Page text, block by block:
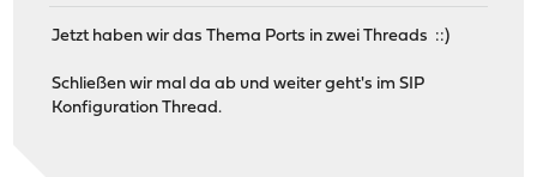
Jetzt haben wir das Thema Ports in zwei Threads ::)
Schließen wir mal da ab und weiter geht's im SIP
Konfiguration Thread.